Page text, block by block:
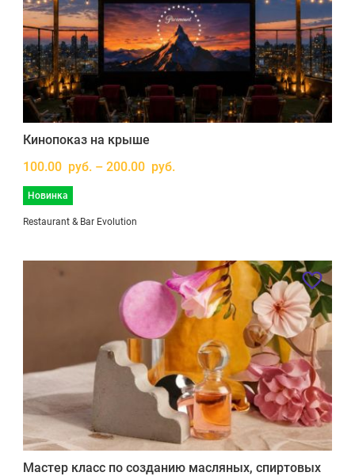
Кинопоказ на крыше
100.00 руб. – 200.00 руб.
Новинка
Restaurant & Bar Evolution
Мастер класс по созданию масляных, спиртовых